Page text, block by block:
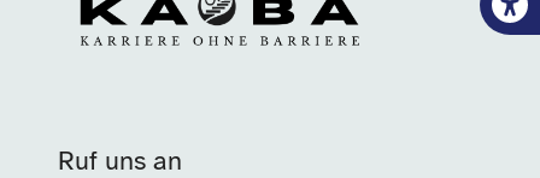
Ruf uns an